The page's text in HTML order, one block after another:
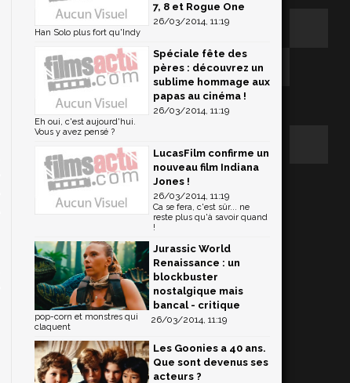
7, 8 et Rogue One
26/03/2014, 11:19
Han Solo plus fort qu'Indy
Spéciale fête des
pères : découvrez un
sublime hommage aux
papas au cinéma !
26/03/2014, 11:19
Eh oui, c'est aujourd'hui.
Vous y avez pensé ?
LucasFilm confirme un
nouveau film Indiana
Jones !
26/03/2014, 11:19
Ca se fera, c'est sûr... ne
reste plus qu'à savoir quand
!
Jurassic World
Renaissance : un
blockbuster
nostalgique mais
bancal - critique
26/03/2014, 11:19
pop-corn et monstres qui
claquent
Les Goonies a 40 ans.
Que sont devenus ses
acteurs ?